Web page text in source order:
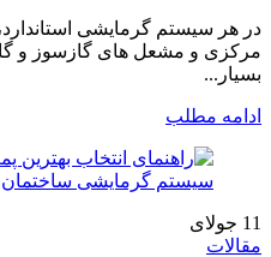
در هر سیستم گرمایشی
مرکزی و مشعل های گازسوز و
بسیار...
ادامه مطلب
11 جولای
مقالات